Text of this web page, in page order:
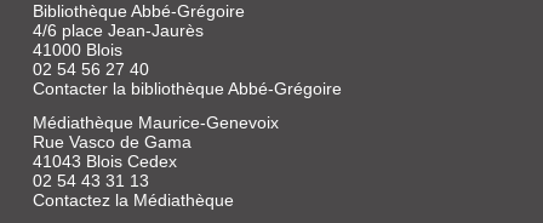
Bibliothèque Abbé-Grégoire
4/6 place Jean-Jaurès
41000 Blois
02 54 56 27 40
Contacter la bibliothèque Abbé-Grégoire
Médiathèque Maurice-Genevoix
Rue Vasco de Gama
41043 Blois Cedex
02 54 43 31 13
Contactez la Médiathèque